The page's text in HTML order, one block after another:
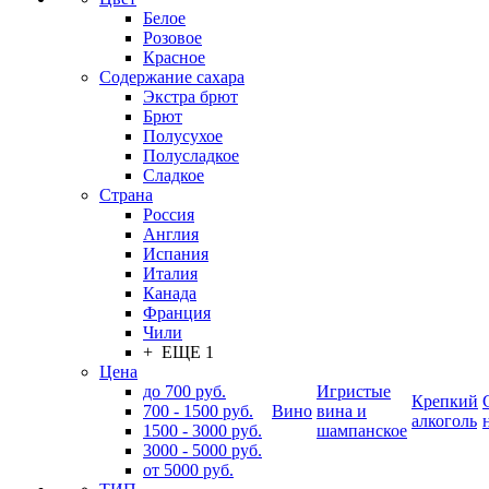
Белое
Розовое
Красное
Содержание сахара
Экстра брют
Брют
Полусухое
Полусладкое
Сладкое
Страна
Россия
Англия
Испания
Италия
Канада
Франция
Чили
+ ЕЩЕ 1
Цена
до 700 руб.
700 - 1500 руб.
1500 - 3000 руб.
3000 - 5000 руб.
от 5000 руб.
Вино
Игристые
вина и
шампанское
Крепкий
алкоголь